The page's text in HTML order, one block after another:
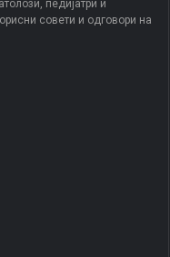
педијатри и
совети и одговори на